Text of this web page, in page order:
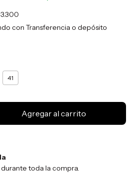
con Transferencia o depósito
41
toda la compra.